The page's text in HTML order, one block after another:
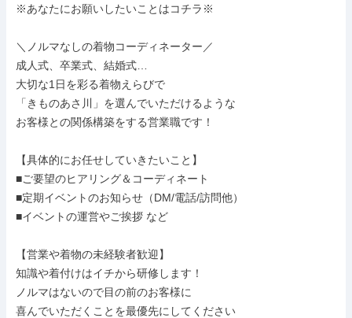
※あなたにお願いしたいことはコチラ※
＼ノルマなしの着物コーディネーター／
成人式、卒業式、結婚式…
大切な1日を彩る着物えらびで
「きものあさ川」を選んでいただけるような
お客様との関係構築をする営業職です！
【具体的にお任せしていきたいこと】
■ご要望のヒアリング＆コーディネート
■定期イベントのお知らせ（DM/電話/訪問他）
■イベントの運営やご挨拶 など
【営業や着物の未経験者歓迎】
知識や着付けはイチから研修します！
ノルマはないので目の前のお客様に
喜んでいただくことを最優先にしてください